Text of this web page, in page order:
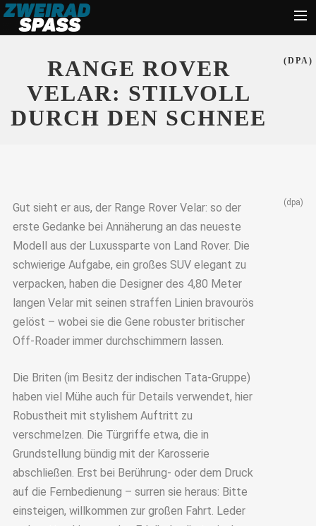
RANGE ROVER
VELAR: STILVOLL
DURCH DEN SCHNEE
(DPA)
Gut sieht er aus, der Range Rover Velar: so der
erste Gedanke bei Annäherung an das neueste
Modell aus der Luxussparte von Land Rover. Die
schwierige Aufgabe, ein großes SUV elegant zu
verpacken, haben die Designer des 4,80 Meter
langen Velar mit seinen straffen Linien bravourös
gelöst – wobei sie die Gene robuster britischer
Off-Roader immer durchschimmern lassen.
Die Briten (im Besitz der indischen Tata-Gruppe)
haben viel Mühe auch für Details verwendet, hier
Robustheit mit stylishem Auftritt zu
verschmelzen. Die Türgriffe etwa, die in
Grundstellung bündig mit der Karosserie
abschließen. Erst bei Berührung- oder dem Druck
auf die Fernbedienung – surren sie heraus: Bitte
einsteigen, willkommen zur großen Fahrt. Leder
(dpa)